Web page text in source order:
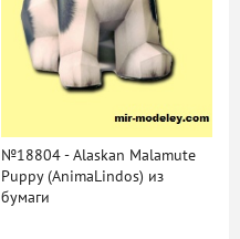
№18804 - Alaskan Malamute
Puppy (AnimaLindos) из
бумаги